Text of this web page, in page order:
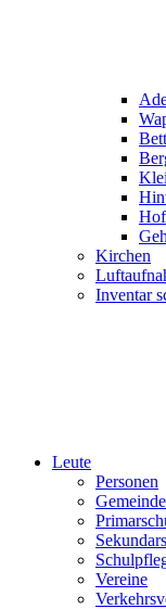
Kirchen
Inventar
Leute
Personen
Vereine